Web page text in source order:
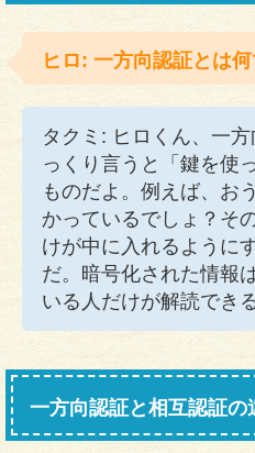
ヒロ: 一方向認証とは何
タクミ: ヒロくん、一
っくり言うと「鍵を使
ものだよ。例えば、お
かっているでしょ？そ
けが中に入れるように
だ。暗号化された情報
いる人だけが解読でき
一方向認証と相互認証の